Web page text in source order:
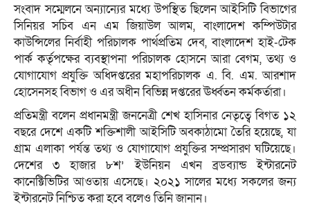
সংবাদ সম্মেলনে অন্যান্যের মধ্যে উপস্থিত ছিলেন আইসিটি বিভাগের
সিনিয়র সচিব এন এম জিয়াউল আলম, বাংলাদেশ কম্পিউটার
কাউন্সিলের নির্বাহী পরিচালক পার্থপ্রতিম দেব, বাংলাদেশ হাই-টেক
পার্ক কর্তৃপক্ষের ব্যবস্থাপনা পরিচালক হোসনে আরা বেগম, তথ্য ও
যোগাযোগ প্রযুক্তি অধিদপ্তরের মহাপরিচালক এ. বি. এম. আরশাদ
হোসেনসহ বিভাগ ও এর অধীন বিভিন্ন দপ্তরের ঊর্ধ্বতন কর্মকর্তারা।
প্রতিমন্ত্রী বলেন প্রধানমন্ত্রী জননেত্রী শেখ হাসিনার নেতৃত্বে বিগত ১২
বছরে দেশে একটি শক্তিশালী আইসিটি অবকাঠামো তৈরি হয়েছে, যা
গ্রাম এলাকা পর্যন্ত তথ্য ও যোগাযোগ প্রযুক্তির সম্প্রসারণ ঘটিয়েছে।
দেশের ৩ হাজার ৮শ’ ইউনিয়ন এখন ব্রডব্যান্ড ইন্টারনেট
কানেক্টিভিটির আওতায় এসেছে। ২০২১ সালের মধ্যে সকলের জন্য
ইন্টারনেট নিশ্চিত করা হবে বলেও তিনি জানান।